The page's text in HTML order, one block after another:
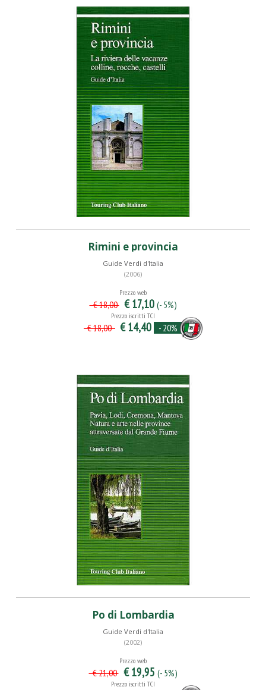
Rimini e provincia
Guide Verdi d'Italia
(2006)
Prezzo web
€ 18,00 € 17,10 (- 5%)
Prezzo iscritti TCI
€ 18,00 € 14,40 - 20%
Po di Lombardia
Guide Verdi d'Italia
(2002)
Prezzo web
€ 21,00 € 19,95 (- 5%)
Prezzo iscritti TCI